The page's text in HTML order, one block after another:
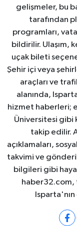
gelişmeler, bu
tarafından
programları,
bildirilir. Ulaşım,
uçak bileti
Şehir içi veya
araçları ve
alanında,
hizmet haberleri;
Üniversitesi gibi
takip edilir.
açıklamaları,
takvimi ve
bilgileri gibi